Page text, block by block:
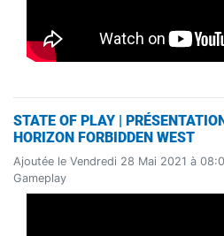
STATE OF PLAY |
HORIZON FORBIDDEN WEST
Ajoutée le Vendredi 28 Mai 2021 à
Gameplay